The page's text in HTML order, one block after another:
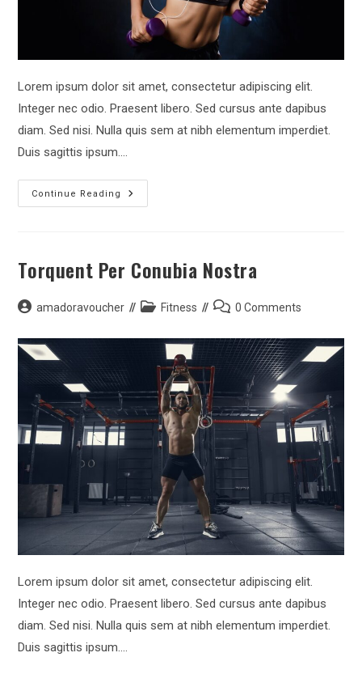
Lorem ipsum dolor sit amet, consectetur adipiscing elit.
Integer nec odio. Praesent libero. Sed cursus ante dapibus
diam. Sed nisi. Nulla quis sem at nibh elementum imperdiet.
Duis sagittis ipsum.…
Continue Reading
Interdum
Magna
Torquent Per Conubia Nostra
Postamadoravoucher
PostFitness
Post0 Comments
Lorem ipsum dolor sit amet, consectetur adipiscing elit.
Integer nec odio. Praesent libero. Sed cursus ante dapibus
diam. Sed nisi. Nulla quis sem at nibh elementum imperdiet.
Duis sagittis ipsum.…